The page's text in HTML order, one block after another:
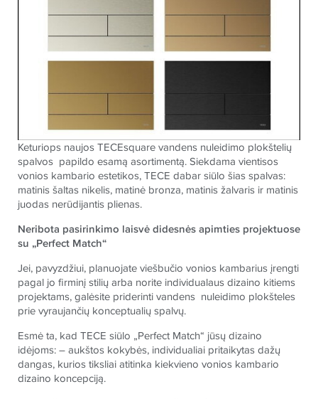
Keturiops naujosTECEsquarevandens nuleidimo plokštelių
spalvos papildo esamą asortimentą. Siekdama vientisos
vonios kambario estetikos,TECE dabar siūlo šias spalvas:
matinis šaltas nikelis, matinė bronza, matinis žalvaris ir matinis
juodas nerūdijantis plienas.
Neribota pasirinkimo laisvė didesnės apimties projektuose
su „Perfect Match“
Jei, pavyzdžiui, planuojate viešbučio vonios kambarius įrengti
pagal jo firminį stilių arba norite individualaus dizaino kitiems
projektams, galėsite priderinti vandens nuleidimo plokšteles
prie vyraujančių konceptualių spalvų.
Esmė ta, kad TECE siūlo „Perfect Match“ jūsų dizaino
idėjoms: – aukštos kokybės, individualiai pritaikytas dažų
dangas, kurios tiksliai atitinka kiekvieno vonios kambario
dizaino koncepciją.